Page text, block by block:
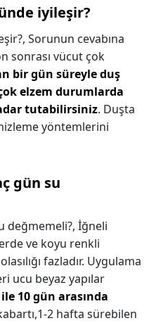
iyileşir?
Sorunun cevabına
sonrası vücut çok
bir gün süreyle duş
elzem durumlarda
tutabilirsiniz. Duşta
yöntemlerini
gün su
değmemeli?, İğneli
ve koyu renkli
fazladır. Uygulama
ucu beyaz yapılar
10 gün arasında
2 hafta sürebilen